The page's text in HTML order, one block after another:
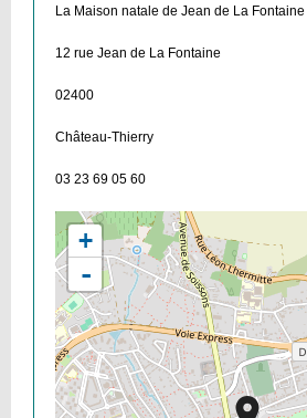
La Maison natale de Jean de La Fontaine
12 rue Jean de La Fontaine
02400
Château-Thierry
03 23 69 05 60
+
-